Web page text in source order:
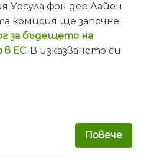
Урсула фон дер Лайен
комисия ще започне
за бъдещето на
в ЕС. В изказването си
Повече